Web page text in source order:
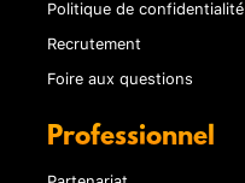
Politique de confidentialité
Recrutement
Foire aux questions
Professionnel